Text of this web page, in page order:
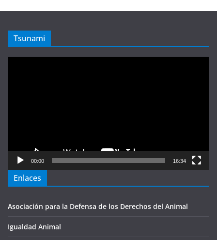
Tsunami
00:00 16:34
Enlaces
Asociación para la Defensa de los Derechos del Animal
Igualdad Animal